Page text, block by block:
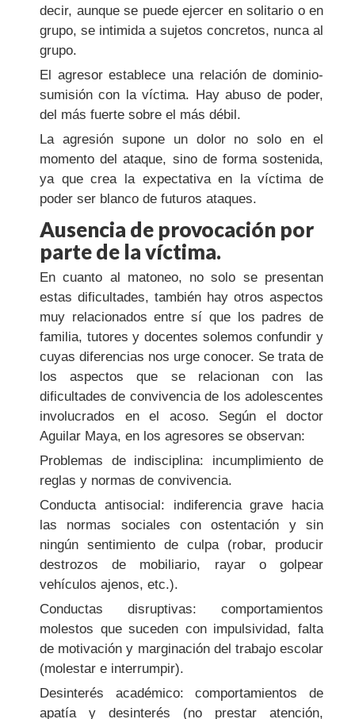
decir, aunque se puede ejercer en solitario o en
grupo, se intimida a sujetos concretos, nunca al
grupo.
El agresor establece una relación de dominio-
sumisión con la víctima. Hay abuso de poder,
del más fuerte sobre el más débil.
La agresión supone un dolor no solo en el
momento del ataque, sino de forma sostenida,
ya que crea la expectativa en la víctima de
poder ser blanco de futuros ataques.
Ausencia de provocación por
parte de la víctima.
En cuanto al matoneo, no solo se presentan
estas dificultades, también hay otros aspectos
muy relacionados entre sí que los padres de
familia, tutores y docentes solemos confundir y
cuyas diferencias nos urge conocer. Se trata de
los aspectos que se relacionan con las
dificultades de convivencia de los adolescentes
involucrados en el acoso. Según el doctor
Aguilar Maya, en los agresores se observan:
Problemas de indisciplina: incumplimiento de
reglas y normas de convivencia.
Conducta antisocial: indiferencia grave hacia
las normas sociales con ostentación y sin
ningún sentimiento de culpa (robar, producir
destrozos de mobiliario, rayar o golpear
vehículos ajenos, etc.).
Conductas disruptivas: comportamientos
molestos que suceden con impulsividad, falta
de motivación y marginación del trabajo escolar
(molestar e interrumpir).
Desinterés académico: comportamientos de
apatía y desinterés (no prestar atención,